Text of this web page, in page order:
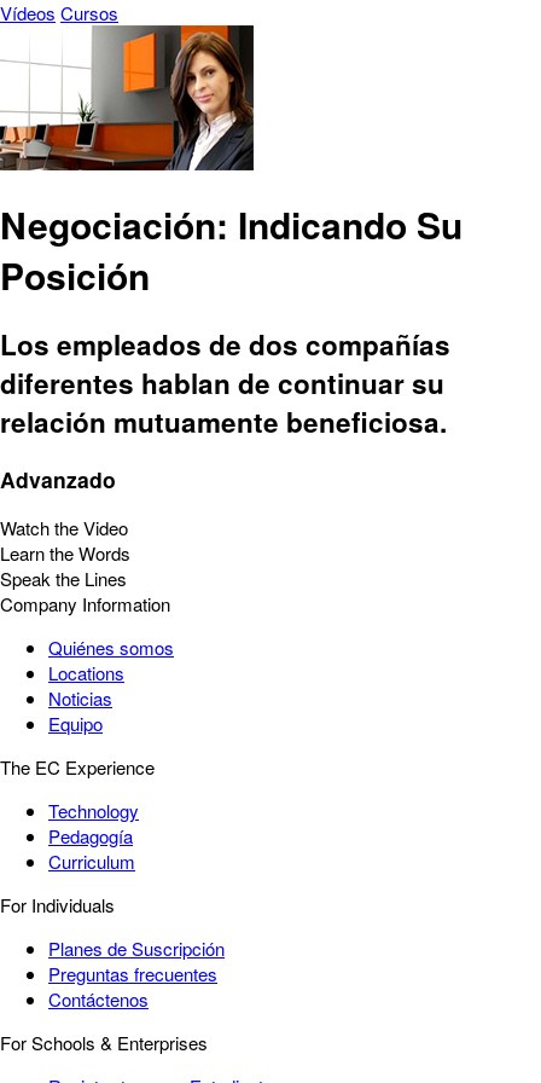
Vídeos Cursos
Negociación: Indicando Su
Posición
Los empleados de dos compañías
diferentes hablan de continuar su
relación mutuamente beneficiosa.
Advanzado
Watch the Video
Learn the Words
Speak the Lines
Company Information
Quiénes somos
Locations
Noticias
Equipo
The EC Experience
Technology
Pedagogía
Curriculum
For Individuals
Planes de Suscripción
Preguntas frecuentes
Contáctenos
For Schools & Enterprises